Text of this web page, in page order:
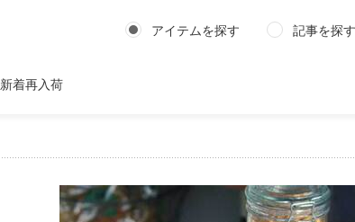
アイテムを探す 記事を探す
新着再入荷